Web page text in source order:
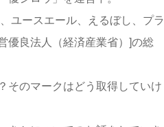
ユースエール、えるぼし、プラ
優良法人（経済産業省）]の総
そのマークはどう取得していけ